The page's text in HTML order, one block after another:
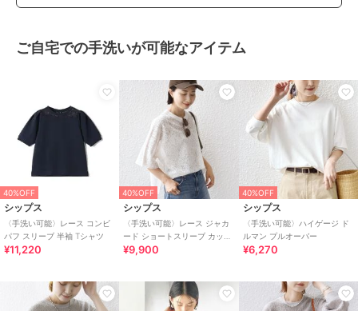
ご自宅での手洗いが可能なアイテム
40%OFF
シップス
〈手洗い可能〉レース コンビ
パフ スリーブ 半袖 Tシャツ
¥11,220
40%OFF
シップス
〈手洗い可能〉レース ジャカ
ード ショートスリーブ カット
ソー
¥9,900
40%OFF
シップス
〈手洗い可能〉ハイゲージ ド
ルマン プルオーバー
¥6,270